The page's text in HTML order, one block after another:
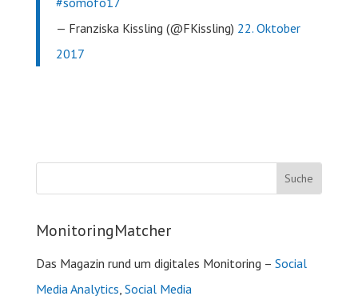
— Franziska Kissling (@FKissling) 22. Oktober
2017
MonitoringMatcher
Das Magazin rund um digitales Monitoring – Social
Media Analytics, Social Media